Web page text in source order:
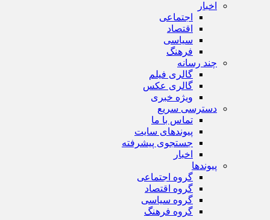
اخبار
اجتماعی
اقتصاد
سیاسی
فرهنگ
چند رسانه
گالری فیلم
گالری عکس
ویژه خبری
دسترسی سریع
تماس با ما
پیوندهای سایت
جستجوی پیشرفته
اخبار
پیوندها
گروه اجتماعی
گروه اقتصاد
گروه سیاسی
گروه فرهنگ